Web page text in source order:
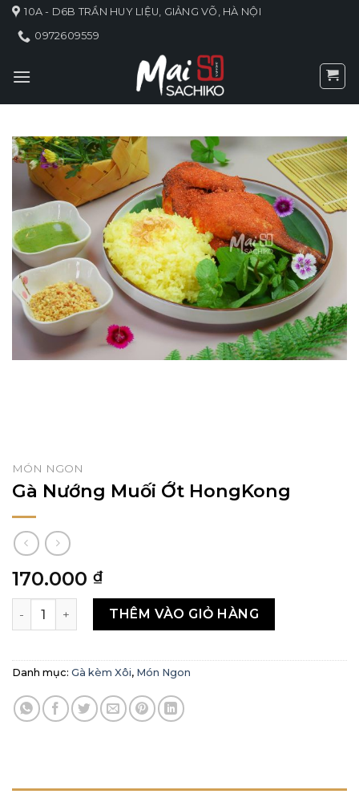
Skip10A - D6B TRẦN HUY LIỆU, GIẢNG VÕ, HÀ NỘI
0972609559
MÓN NGON
Gà Nướng Muối Ớt HongKong
170.000 ₫
Gà Nướng Muối Ớt HongKong số lượng
THÊM VÀO GIỎ HÀNG
Danh mục: Gà kèm Xôi, Món Ngon